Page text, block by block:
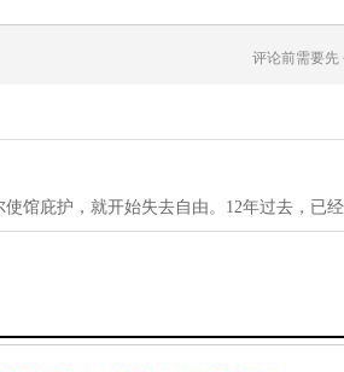
评论前需要先
使馆庇护，就开始失去自由。12年过去，已